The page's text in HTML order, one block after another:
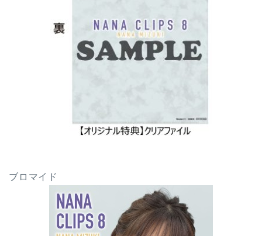
ブロマイド